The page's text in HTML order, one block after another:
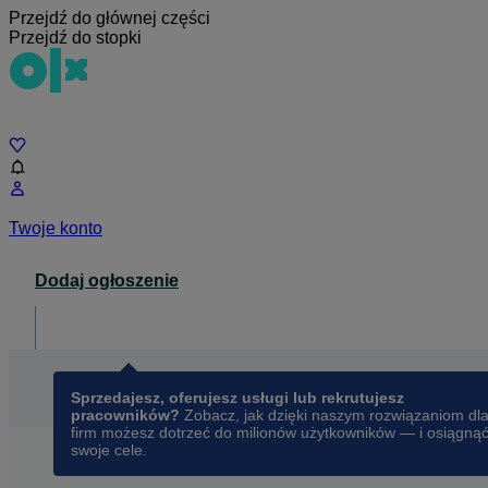
Przejdź do głównej części
Przejdź do stopki
Twoje konto
Dodaj ogłoszenie
Sprzedajesz, oferujesz usługi lub rekrutujesz
pracowników? Zobacz, jak dzięki naszym rozwiązaniom dla
firm możesz dotrzeć do milionów użytkowników — i osiągnąć
swoje cele.